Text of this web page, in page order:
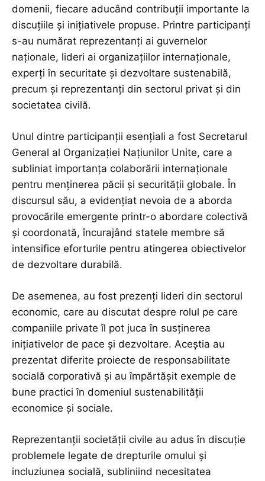
domenii, fiecare aducând contribuții importante la
discuțiile şi inițiativele propuse. Printre participanți
s-au numărat reprezentanți ai guvernelor
naționale, lideri ai organizațiilor internaționale,
experți în securitate și dezvoltare sustenabilă,
precum și reprezentanți din sectorul privat și din
societatea civilă.
Unul dintre participanții esențiali a fost Secretarul
General al Organizației Națiunilor Unite, care a
subliniat importanța colaborării internaționale
pentru menținerea păcii și securității globale. În
discursul său, a evidențiat nevoia de a aborda
provocările emergente printr-o abordare colectivă
și coordonată, încurajând statele membre să
intensifice eforturile pentru atingerea obiectivelor
de dezvoltare durabilă.
De asemenea, au fost prezenți lideri din sectorul
economic, care au discutat despre rolul pe care
companiile private îl pot juca în susținerea
inițiativelor de pace și dezvoltare. Aceștia au
prezentat diferite proiecte de responsabilitate
socială corporativă și au împărtășit exemple de
bune practici în domeniul sustenabilității
economice și sociale.
Reprezentanții societății civile au adus în discuție
problemele legate de drepturile omului și
incluziunea socială, subliniind necesitatea